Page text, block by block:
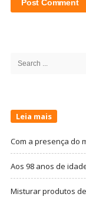
Search
Leia mais
Com a presença do
Aos 98 anos de
Misturar produtos